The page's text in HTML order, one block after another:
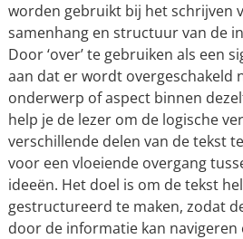
worden gebruikt bij het schrijven
samenhang en structuur van de
Door ‘over’ te gebruiken als een
aan dat er wordt overgeschakeld
onderwerp of aspect binnen
help je de lezer om de logische
verschillende delen van de tekst
voor een vloeiende overgang
ideeën. Het doel is om de tekst
gestructureerd te maken, zodat
door de informatie kan navigeren